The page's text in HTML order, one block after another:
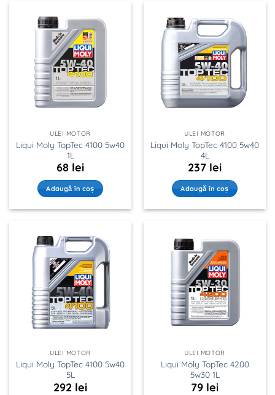
ULEI MOTOR
Liqui Moly TopTec 4100 5w40
1L
68 lei
Adaugă în coș
ULEI MOTOR
Liqui Moly TopTec 4100 5w40
4L
237 lei
Adaugă în coș
ULEI MOTOR
Liqui Moly TopTec 4100 5w40
5L
292 lei
ULEI MOTOR
Liqui Moly TopTec 4200
5w30 1L
79 lei